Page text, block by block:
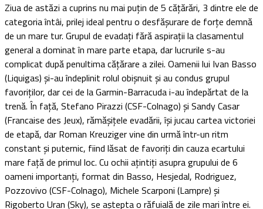
Ziua de astăzi a cuprins nu mai puțin de 5 cățărări, 3 dintre ele de
categoria întâi, prilej ideal pentru o desfășurare de forțe demnă
de un mare tur. Grupul de evadați fără aspirații la clasamentul
general a dominat în mare parte etapa, dar lucrurile s-au
complicat după penultima cățărare a zilei. Oamenii lui Ivan Basso
(Liquigas) și-au îndeplinit rolul obișnuit și au condus grupul
favoriților, dar cei de la Garmin-Barracuda i-au îndepărtat de la
trenă. În față, Stefano Pirazzi (CSF-Colnago) și Sandy Casar
(Francaise des Jeux), rămășițele evadării, își jucau cartea victoriei
de etapă, dar Roman Kreuziger vine din urmă într-un ritm
constant și puternic, fiind lăsat de favoriți din cauza ecartului
mare față de primul loc. Cu ochii ațintiți asupra grupului de 6
oameni importanți, format din Basso, Hesjedal, Rodriguez,
Pozzovivo (CSF-Colnago), Michele Scarponi (Lampre) și
Rigoberto Uran (Sky), se aștepta o răfuială de zile mari între ei.